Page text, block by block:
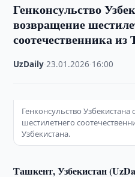
Генконсульство
возвращение
соотечественника из
UzDaily ·23.01.2026 16:00
Генконсульство
шестилетнего
Узбекистана.
Ташкент, Узбекистан